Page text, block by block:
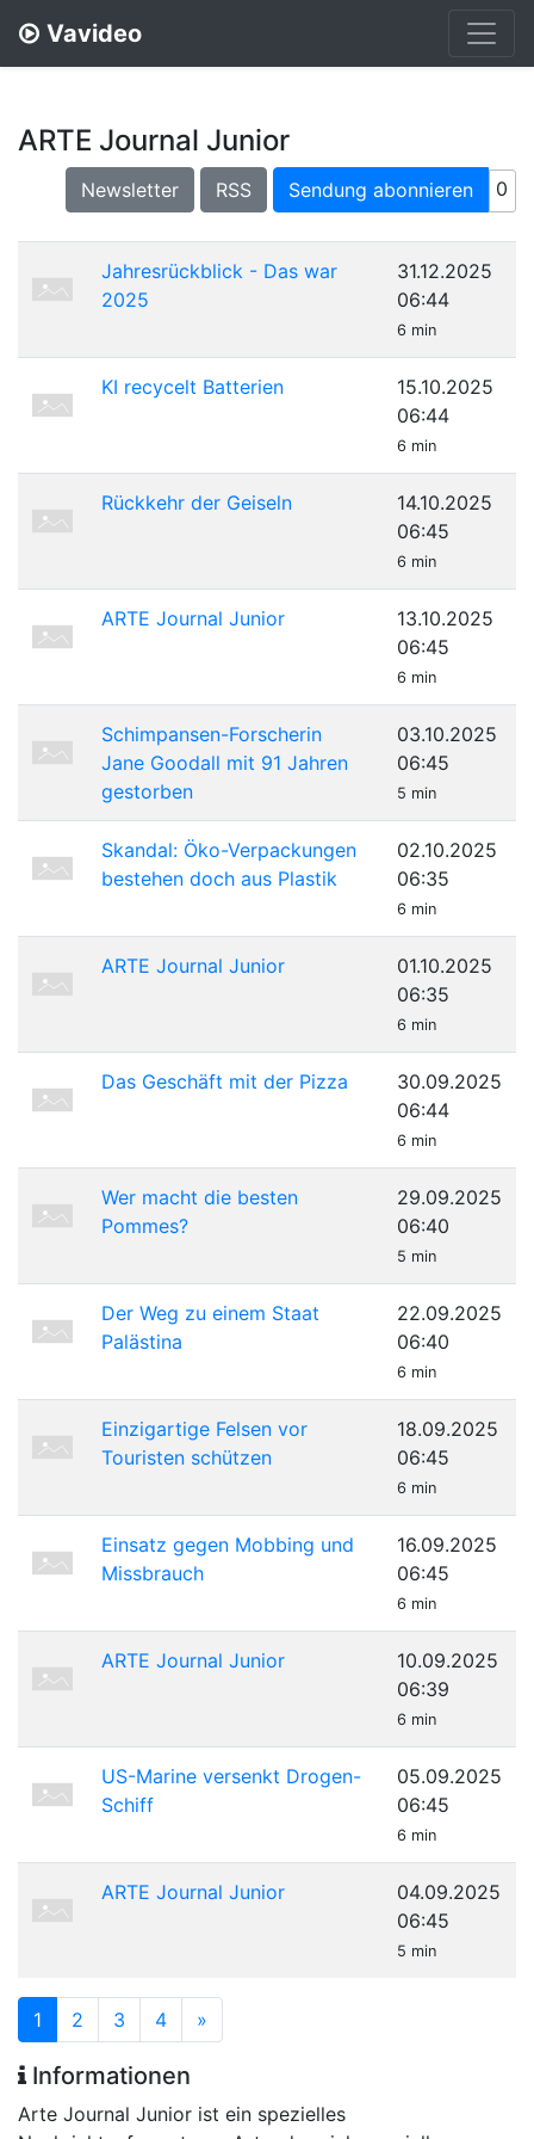
Vavideo
ARTE Journal Junior
Newsletter RSS Sendung abonnieren 0
Jahresrückblick - Das war
2025
31.12.2025
06:44
6 min
KI recycelt Batterien
15.10.2025
06:44
6 min
Rückkehr der Geiseln
14.10.2025
06:45
6 min
ARTE Journal Junior
13.10.2025
06:45
6 min
Schimpansen-Forscherin
Jane Goodall mit 91 Jahren
gestorben
03.10.2025
06:45
5 min
Skandal: Öko-Verpackungen
bestehen doch aus Plastik
02.10.2025
06:35
6 min
ARTE Journal Junior
01.10.2025
06:35
6 min
Das Geschäft mit der Pizza
30.09.2025
06:44
6 min
Wer macht die besten
Pommes?
29.09.2025
06:40
5 min
Der Weg zu einem Staat
Palästina
22.09.2025
06:40
6 min
Einzigartige Felsen vor
Touristen schützen
18.09.2025
06:45
6 min
Einsatz gegen Mobbing und
Missbrauch
16.09.2025
06:45
6 min
ARTE Journal Junior
10.09.2025
06:39
6 min
US-Marine versenkt Drogen-
Schiff
05.09.2025
06:45
6 min
ARTE Journal Junior
04.09.2025
06:45
5 min
1 2 3 4 »
Informationen
Arte Journal Junior ist ein spezielles